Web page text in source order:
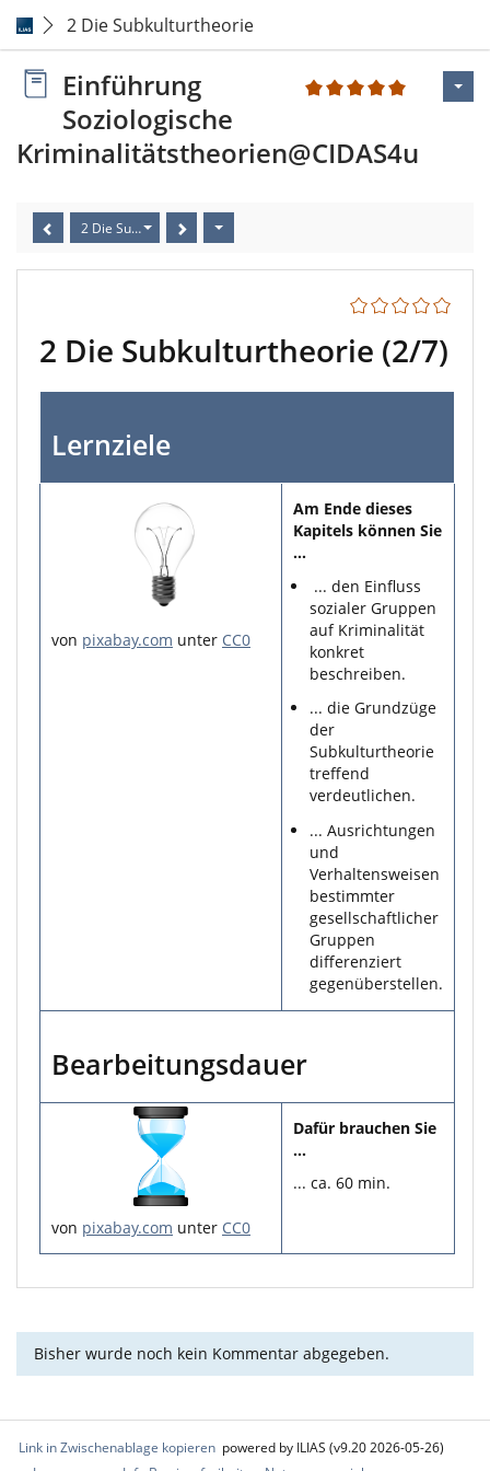
2 Die Subkulturtheorie
1
Einführung
Soziologische
Kriminalitätstheorien@CIDAS4u
2 Die Subkulturtheorie (2/7)
2 Die Subkulturtheorie (2/7)
Lernziele
von pixabay.com unter CC0
Am Ende dieses
Kapitels können Sie
...
... den Einfluss
sozialer Gruppen
auf Kriminalität
konkret
beschreiben.
... die Grundzüge
der
Subkulturtheorie
treffend
verdeutlichen.
... Ausrichtungen
und
Verhaltensweisen
bestimmter
gesellschaftlicher
Gruppen
differenziert
gegenüberstellen.
Bearbeitungsdauer
von pixabay.com unter CC0
Dafür brauchen Sie
...
... ca. 60 min.
Bisher wurde noch kein Kommentar abgegeben.
Link in Zwischenablage kopieren powered by ILIAS (v9.20 2026-05-26)